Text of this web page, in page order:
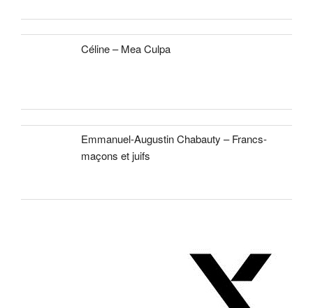
Céline – Mea Culpa
Emmanuel-Augustin Chabauty – Francs-
maçons et juifs